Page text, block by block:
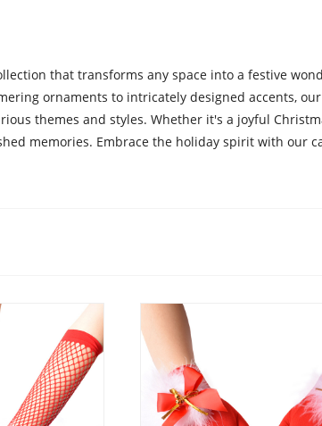
that transforms any space into a festive
ornaments to intricately designed accents,
themes and styles. Whether it's a joyful
memories. Embrace the holiday spirit with our